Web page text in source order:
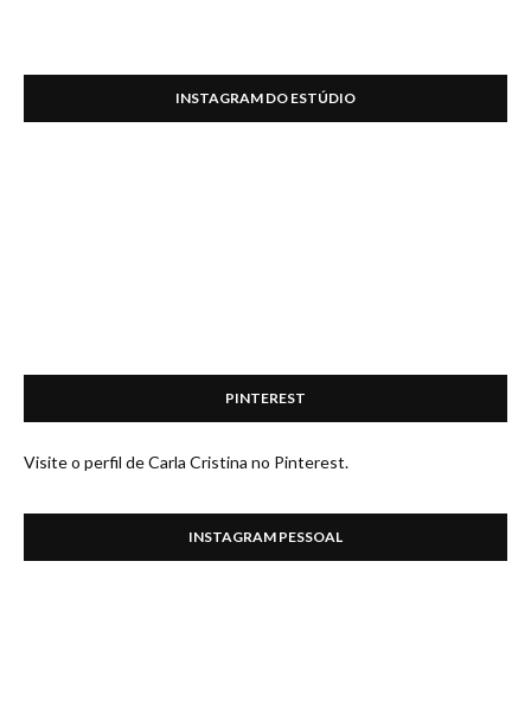
INSTAGRAM DO ESTÚDIO
PINTEREST
Visite o perfil de Carla Cristina no Pinterest.
INSTAGRAM PESSOAL